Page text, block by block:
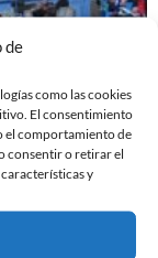
de
como las cookies
El consentimiento
el comportamiento de
consentir o retirar el
y
EN LA